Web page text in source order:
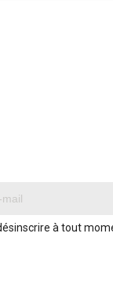
à tout